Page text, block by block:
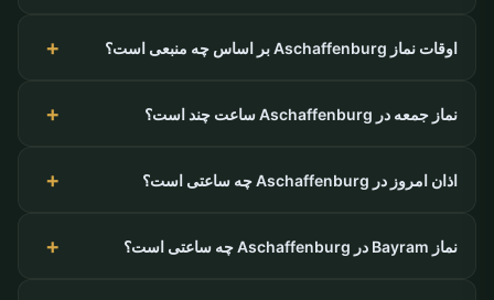
اوقات نماز Aschaffenburg بر اساس چه منبعی است؟
نماز جمعه در Aschaffenburg ساعت چند است؟
اذان امروز در Aschaffenburg چه ساعتی است؟
نماز Bayram در Aschaffenburg چه ساعتی است؟